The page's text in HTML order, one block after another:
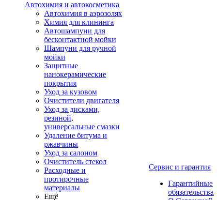
Автохимия и автокосметика
Автохимия в аэрозолях
Химия для клининга
Автошампуни для
бесконтактной мойки
Шампуни для ручной
мойки
Защитные
нанокерамические
покрытия
Уход за кузовом
Очистители двигателя
Уход за дисками,
резиной,
универсальные смазки
Удаление битума и
ржавчины
Уход за салоном
Очиститель стекол
Расходные и
протирочные
материалы
Ещё
Сервис и гарантия
Гарантийные
обязательства